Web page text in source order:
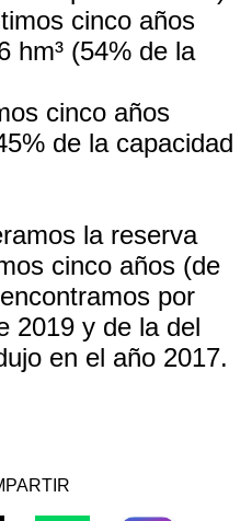
cinco años
hm³ (54% de la
cinco años
de la capacidad
la reserva
cinco años (de
por
2019 y de la del
en el año 2017.